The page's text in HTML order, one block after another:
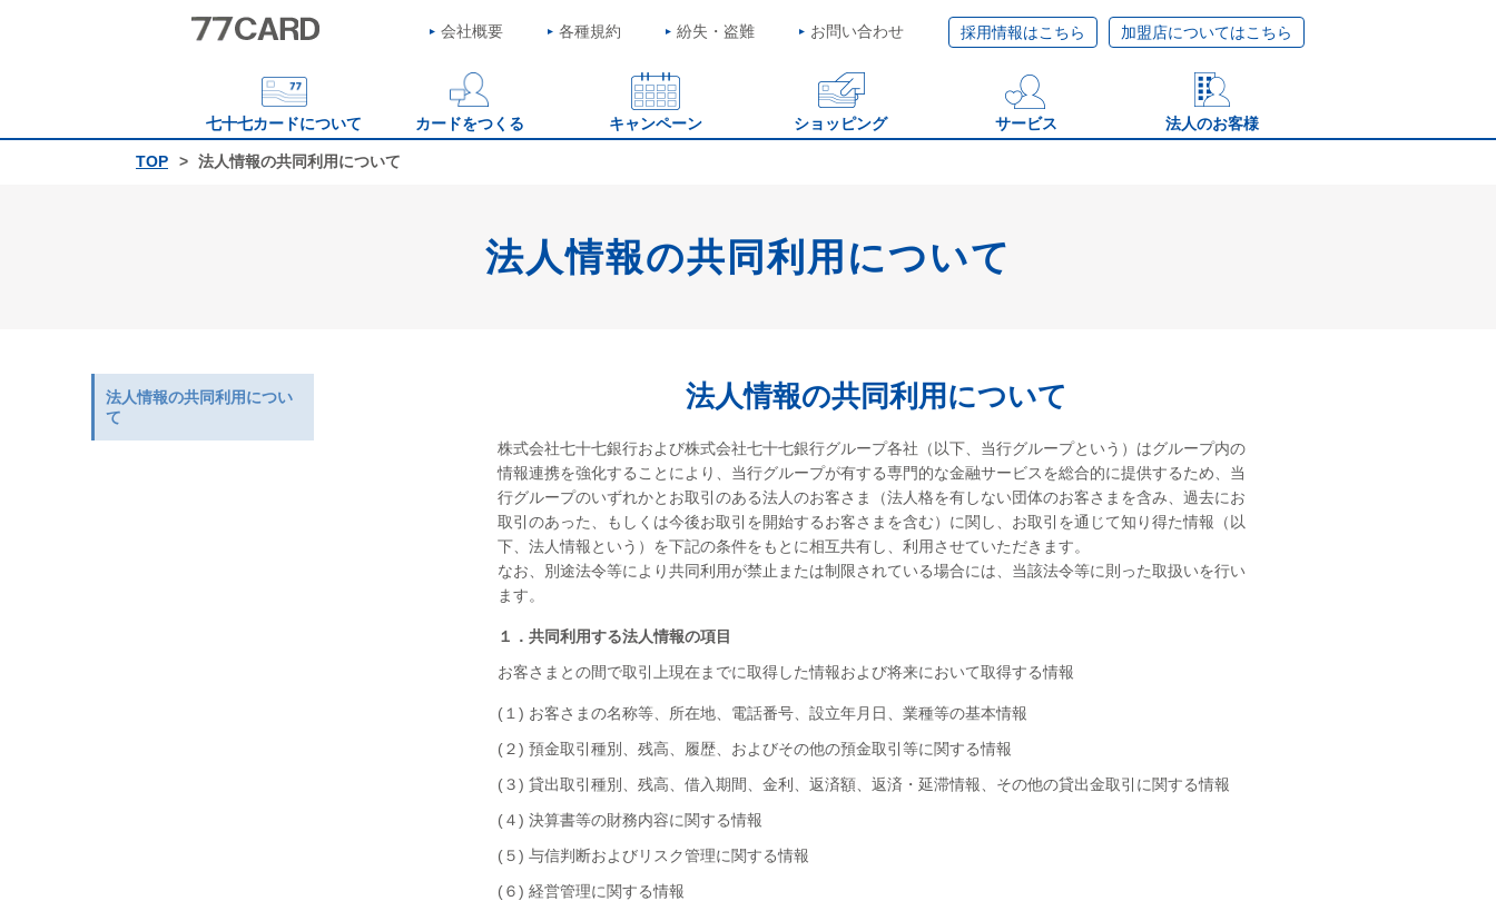
加盟店についてはこちら
採用情報はこちら
会社概要 各種規約 紛失・盗難 お問い合わせ
七十七カードについて カードをつくる キャンペーン ショッピング サービス 法人のお客様
TOP 法人情報の共同利用について
法人情報の共同利用について
法人情報の共同利用につい
て
法人情報の共同利用について
株式会社七十七銀行および株式会社七十七銀行グループ各社（以下、当行グループという）はグループ内の
情報連携を強化することにより、当行グループが有する専門的な金融サービスを総合的に提供するため、当
行グループのいずれかとお取引のある法人のお客さま（法人格を有しない団体のお客さまを含み、過去にお
取引のあった、もしくは今後お取引を開始するお客さまを含む）に関し、お取引を通じて知り得た情報（以
下、法人情報という）を下記の条件をもとに相互共有し、利用させていただきます。
なお、別途法令等により共同利用が禁止または制限されている場合には、当該法令等に則った取扱いを行い
ます。
１．共同利用する法人情報の項目
お客さまとの間で取引上現在までに取得した情報および将来において取得する情報
(１) お客さまの名称等、所在地、電話番号、設立年月日、業種等の基本情報
(２) 預金取引種別、残高、履歴、およびその他の預金取引等に関する情報
(３) 貸出取引種別、残高、借入期間、金利、返済額、返済・延滞情報、その他の貸出金取引に関する情報
(４) 決算書等の財務内容に関する情報
(５) 与信判断およびリスク管理に関する情報
(６) 経営管理に関する情報